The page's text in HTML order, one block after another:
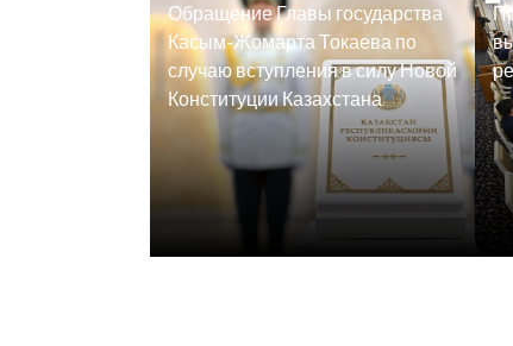
Обращение Главы государства
Касым-Жомарта Токаева по
случаю вступления в силу Новой
Конституции Казахстана